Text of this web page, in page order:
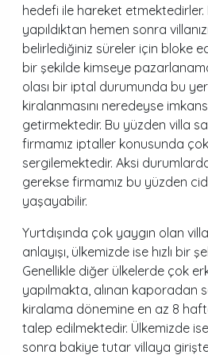
hedefi ile hareket
yapıldıktan hemen sonra
belirlediğiniz süreler için bloke
bir şekilde kimseye
olası bir iptal durumunda bu
kiralanmasını neredeyse
getirmektedir. Bu yüzden villa
firmamız iptaller konusunda
sergilemektedir. Aksi
gerekse firmamız bu yüzden
yaşayabilir.
Yurtdışında çok yaygın olan
anlayışı, ülkemizde ise hızlı bir
Genellikle diğer ülkelerde çok
yapılmakta, alınan kaporadan
kiralama dönemine en az 8
talep edilmektedir. Ülkemizde
sonra bakiye tutar villaya girişte